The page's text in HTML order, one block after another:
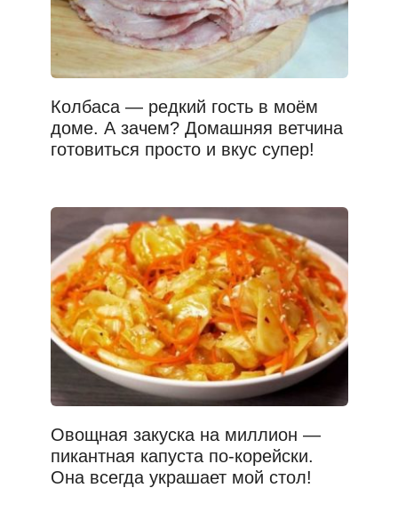
Колбаса — редкий гость в моём
доме. А зачем? Домашняя ветчина
готовиться просто и вкус супер!
Овощная закуска на миллион —
пикантная капуста по-корейски.
Она всегда украшает мой стол!